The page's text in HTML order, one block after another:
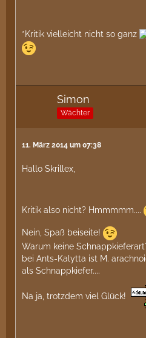
*Kritik vielleicht nicht so ganz
Simon
Wächter
11. März 2014 um 07:38
Hallo Skrillex,
Kritik also nicht? Hmmmmm....
Nein, Spaß beiseite!
Warum keine
bei Ants-Kalytta ist M.
als Schnappkiefer....
Na ja, trotzdem viel Glück!